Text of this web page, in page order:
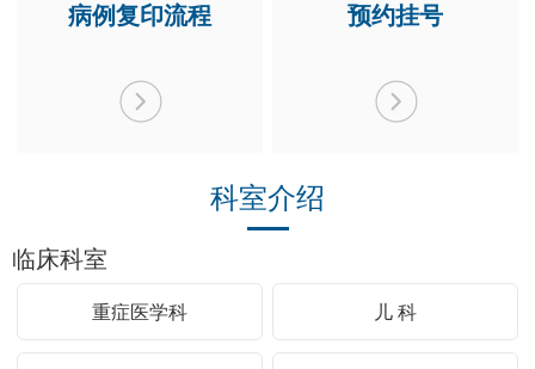
病例复印流程 预约挂号
科室介绍
临床科室
重症医学科 儿 科